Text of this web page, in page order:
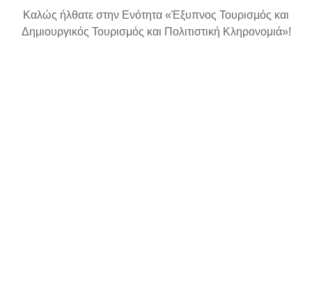
Καλώς ήλθατε στην Ενότητα «Έξυπνος Τουρισμός και
Δημιουργικός Τουρισμός και Πολιτιστική Κληρονομιά»!